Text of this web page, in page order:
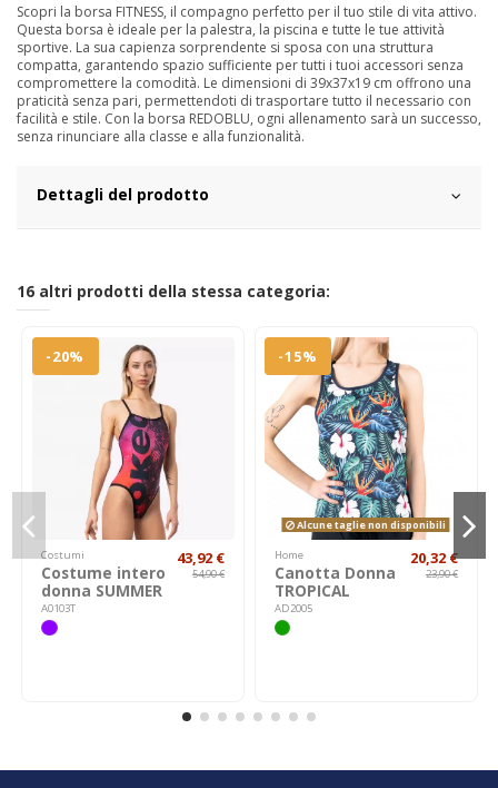
Scopri la borsa FITNESS, il compagno perfetto per il tuo stile di vita attivo.
Questa borsa è ideale per la palestra, la piscina e tutte le tue attività
sportive. La sua capienza sorprendente si sposa con una struttura
compatta, garantendo spazio sufficiente per tutti i tuoi accessori senza
compromettere la comodità. Le dimensioni di 39x37x19 cm offrono una
praticità senza pari, permettendoti di trasportare tutto il necessario con
facilità e stile. Con la borsa REDOBLU, ogni allenamento sarà un successo,
senza rinunciare alla classe e alla funzionalità.
Dettagli del prodotto
16 altri prodotti della stessa categoria:
-20%
Costumi
Costume intero
donna SUMMER
A0103T
43,92 €
54,90 €
-15%
Alcune taglie non disponibili
Home
Canotta Donna
TROPICAL
AD2005
20,32 €
23,90 €